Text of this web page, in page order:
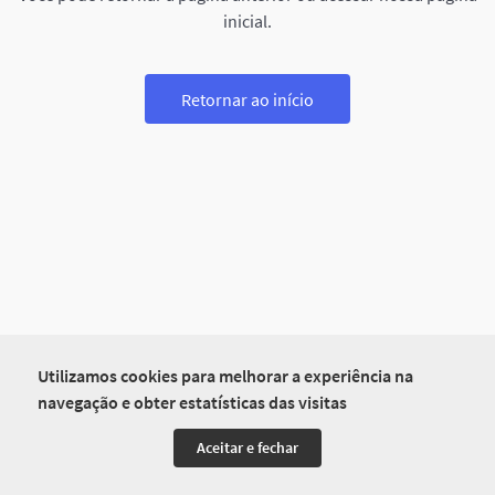
Utilizamos cookies para melhorar a experiência na
navegação e obter estatísticas das visitas
Aceitar e fechar
inicial.
Retornar ao início